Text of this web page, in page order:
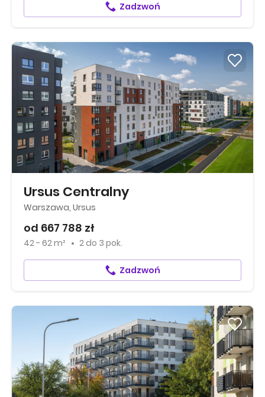
Zadzwoń
Ursus Centralny
Warszawa, Ursus
od 667 788 zł
42 - 62 m² 2 do 3 pok.
Zadzwoń